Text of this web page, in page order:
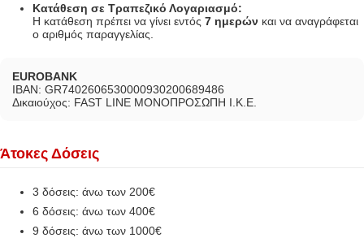
Κατάθεση σε Τραπεζικό Λογαριασμό:
Η κατάθεση πρέπει να γίνει εντός 7 ημερών και να αναγράφεται
ο αριθμός παραγγελίας.
EUROBANK
IBAN: GR7402606530000930200689486
Δικαιούχος: FAST LINE ΜΟΝΟΠΡΟΣΩΠΗ Ι.Κ.Ε.
Άτοκες Δόσεις
3 δόσεις: άνω των 200€
6 δόσεις: άνω των 400€
9 δόσεις: άνω των 1000€